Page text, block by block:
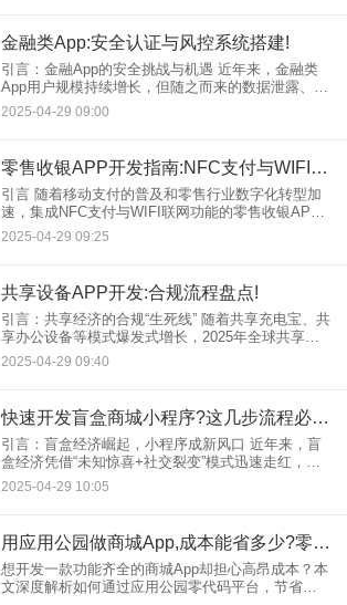
金融类App:安全认证与风控系统搭建!
引言：金融App的安全挑战与机遇 近年来，金融类
App用户规模持续增长，但随之而来的数据泄露、欺
诈交易等风险事件频发。据《中国金融科技安全白
皮书》显示，金融类App遭受的网络攻击同比增加
2025-04-29 09:00
零售收银APP开发指南:NFC支付与WIFI联网的注意事项!
引言 随着移动支付的普及和零售行业数字化转型加
速，集成NFC支付与WIFI联网功能的零售收银APP
成为商家提升效率的关键工具。然而，此类应用开
发涉及复杂的硬件交互、网络稳定性及安全合规问
2025-04-29 09:25
共享设备APP开发:合规流程盘点!
引言：共享经济的合规“生死线” 随着共享充电宝、共
享办公设备等模式爆发式增长，2025年全球共享经
济市场规模预计突破1.5万亿美元。然而，监管趋严
的背景下，合规问题已成为企业生死线——某头部
2025-04-29 09:40
快速开发盲盒商城小程序?这几步流程必懂!
引言：盲盒经济崛起，小程序成新风口 近年来，盲
盒经济凭借“未知惊喜+社交裂变”模式迅速走红，成
为年轻消费群体的新宠。借助微信小程序轻量、易
传播的特性，开发一款盲盒商城小程序成为许多创
2025-04-29 10:05
用应用公园做商城App,成本能省多少?零代码开发秘籍!
想开发一款功能齐全的商城App却担心高昂成本？本
文深度解析如何通过应用公园零代码平台，节省高